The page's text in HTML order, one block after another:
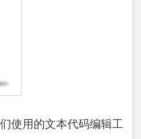
使用的文本代码编辑工